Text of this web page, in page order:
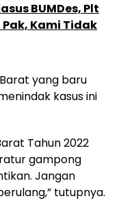
BUMDes, Plt
Kami Tidak
yang baru
kasus ini
Tahun 2022
gampong
Jangan
tutupnya.